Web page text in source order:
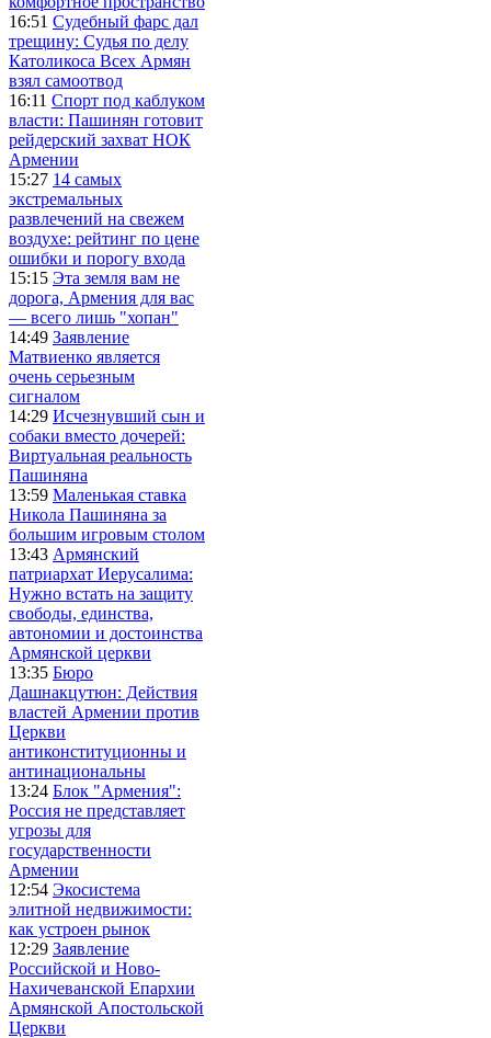
16:51 Судебный фарс дал
трещину: Судья по делу
Католикоса Всех Армян
взял самоотвод
16:11 Спорт под каблуком
власти: Пашинян готовит
рейдерский захват НОК
Армении
15:27 14 самых
экстремальных
развлечений на свежем
воздухе: рейтинг по цене
ошибки и порогу входа
15:15 Эта земля вам не
дорога, Армения для вас
— всего лишь "хопан"
14:49 Заявление
Матвиенко является
очень серьезным
сигналом
14:29 Исчезнувший сын и
собаки вместо дочерей:
Виртуальная реальность
Пашиняна
13:59 Маленькая ставка
Никола Пашиняна за
большим игровым столом
13:43 Армянский
патриархат Иерусалима:
Нужно встать на защиту
свободы, единства,
автономии и достоинства
Армянской церкви
13:35 Бюро
Дашнакцутюн: Действия
властей Армении против
Церкви
антиконституционны и
антинациональны
13:24 Блок "Армения":
Россия не представляет
угрозы для
государственности
Армении
12:54 Экосистема
элитной недвижимости:
как устроен рынок
12:29 Заявление
Российской и Ново-
Нахичеванской Епархии
Армянской Апостольской
Церкви